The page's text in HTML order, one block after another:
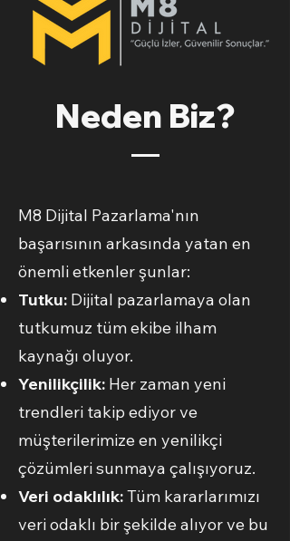
Neden Biz?
M8 Dijital Pazarlama'nın
başarısının arkasında yatan en
önemli etkenler şunlar:
Tutku: Dijital pazarlamaya olan
tutkumuz tüm ekibe ilham
kaynağı oluyor.
Yenilikçilik: Her zaman yeni
trendleri takip ediyor ve
müşterilerimize en yenilikçi
çözümleri sunmaya çalışıyoruz.
Veri odaklılık:Tüm kararlarımızı
veri odaklı bir şekilde alıyor ve bu